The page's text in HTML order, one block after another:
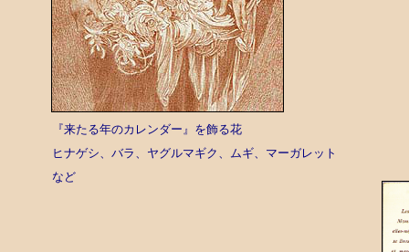
『来たる年のカレンダー』を飾る花
ヒナゲシ、バラ、ヤグルマギク、ムギ、マーガレット
など